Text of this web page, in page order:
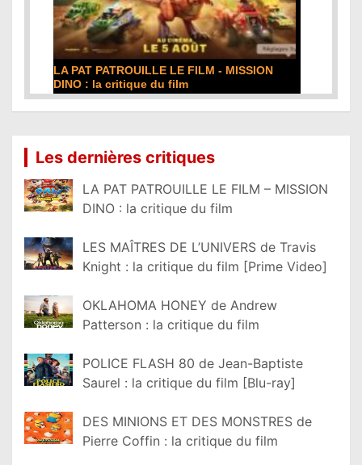
DE LA COMÉDIE-FRANÇAISE : la critique du
film
Les dernières critiques
LA PAT PATROUILLE LE FILM – MISSION
DINO : la critique du film
LES MAÎTRES DE L’UNIVERS de Travis
Knight : la critique du film [Prime Video]
OKLAHOMA HONEY de Andrew
Patterson : la critique du film
POLICE FLASH 80 de Jean-Baptiste
Saurel : la critique du film [Blu-ray]
DES MINIONS ET DES MONSTRES de
Pierre Coffin : la critique du film